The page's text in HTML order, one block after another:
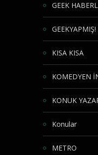
GEEK
GEEKYAPMIŞ!
KISA KISA
KOMEDYEN
KONUK
Konular
METRO